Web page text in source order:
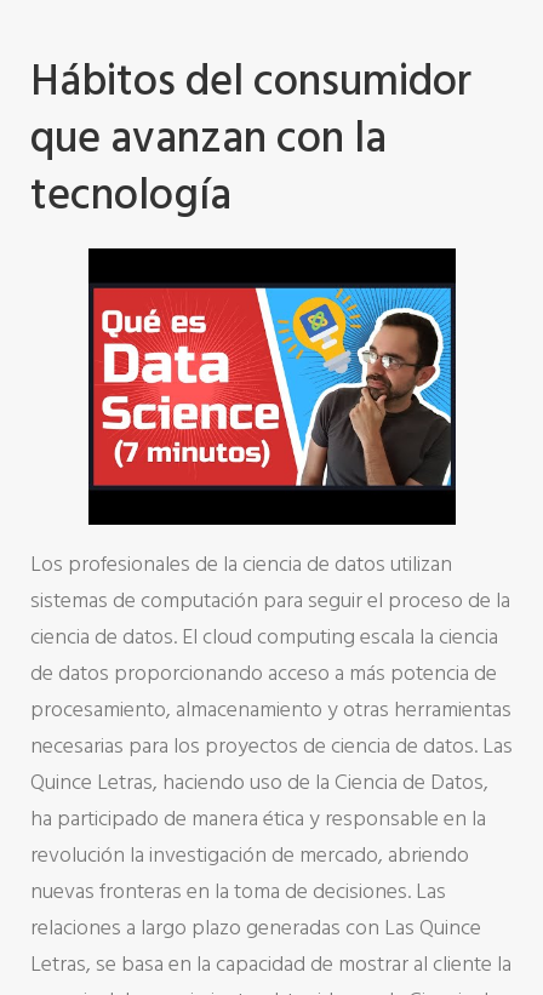
Hábitos del consumidor
que avanzan con la
tecnología
Los profesionales de la ciencia de datos utilizan
sistemas de computación para seguir el proceso de la
ciencia de datos. El cloud computing escala la ciencia
de datos proporcionando acceso a más potencia de
procesamiento, almacenamiento y otras herramientas
necesarias para los proyectos de ciencia de datos. Las
Quince Letras, haciendo uso de la Ciencia de Datos,
ha participado de manera ética y responsable en la
revolución la investigación de mercado, abriendo
nuevas fronteras en la toma de decisiones. Las
relaciones a largo plazo generadas con Las Quince
Letras, se basa en la capacidad de mostrar al cliente la